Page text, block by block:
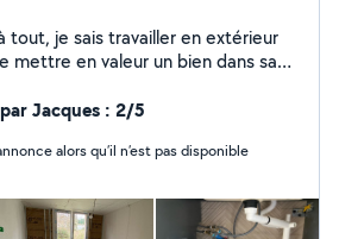
mettre en valeur un bien dans sa
Jacques : 2/5
alors qu’il n’est pas disponible